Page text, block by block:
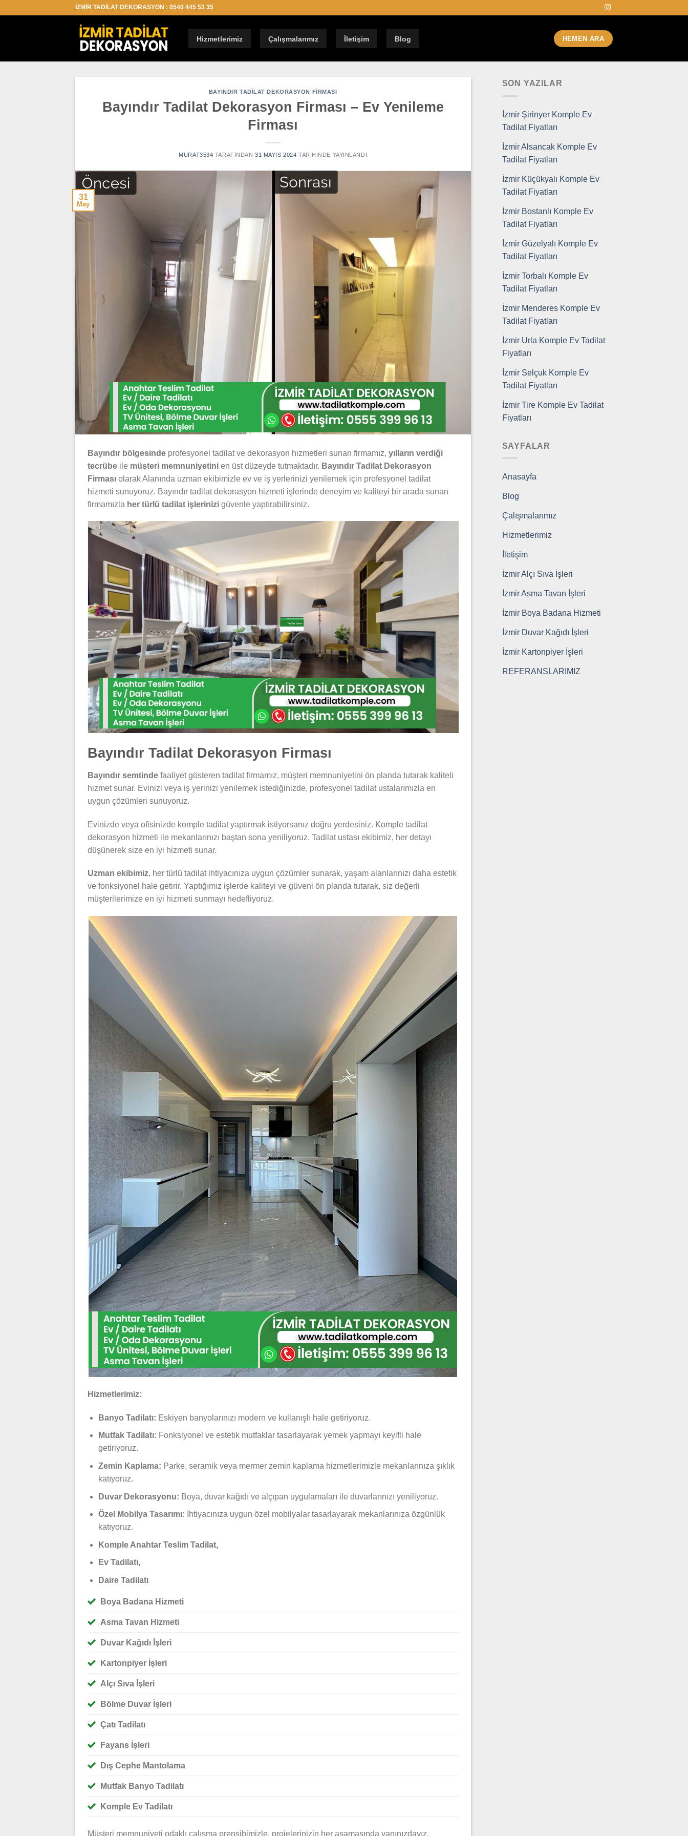
İZMİR TADİLAT DEKORASYON : 0540 445 53 35
Hizmetlerimiz Çalışmalarımız İletişim Blog HEMEN ARA
BAYINDIR TADILAT DEKORASYON FIRMASI
Bayındır Tadilat Dekorasyon Firması – Ev Yenileme
Firması
MURAT3534 TARAFINDAN 31 MAYIS 2024 TARIHINDE YAYINLANDI
31
May
Bayındır bölgesinde profesyonel tadilat ve dekorasyon hizmetleri sunan firmamız, yılların verdiği
tecrübe ile müşteri memnuniyetini en üst düzeyde tutmaktadır. Bayındır Tadilat Dekorasyon
Firması olarak Alanında uzman ekibimizle ev ve iş yerlerinizi yenilemek için profesyonel tadilat
hizmeti sunuyoruz. Bayındır tadilat dekorasyon hizmeti işlerinde deneyim ve kaliteyi bir arada sunan
firmamızla her türlü tadilat işlerinizi güvenle yaptırabilirsiniz.
Bayındır Tadilat Dekorasyon Firması
Bayındır semtinde faaliyet gösteren tadilat firmamız, müşteri memnuniyetini ön planda tutarak kaliteli
hizmet sunar. Evinizi veya iş yerinizi yenilemek istediğinizde, profesyonel tadilat ustalarımızla en
uygun çözümleri sunuyoruz.
Evinizde veya ofisinizde komple tadilat yaptırmak istiyorsanız doğru yerdesiniz. Komple tadilat
dekorasyon hizmeti ile mekanlarınızı baştan sona yeniliyoruz. Tadilat ustası ekibimiz, her detayı
düşünerek size en iyi hizmeti sunar.
Uzman ekibimiz, her türlü tadilat ihtiyacınıza uygun çözümler sunarak, yaşam alanlarınızı daha estetik
ve fonksiyonel hale getirir. Yaptığımız işlerde kaliteyi ve güveni ön planda tutarak, siz değerli
müşterilerimize en iyi hizmeti sunmayı hedefliyoruz.
Hizmetlerimiz:
Banyo Tadilatı: Eskiyen banyolarınızı modern ve kullanışlı hale getiriyoruz.
Mutfak Tadilatı: Fonksiyonel ve estetik mutfaklar tasarlayarak yemek yapmayı keyifli hale
getiriyoruz.
Zemin Kaplama: Parke, seramik veya mermer zemin kaplama hizmetlerimizle mekanlarınıza şıklık
katıyoruz.
Duvar Dekorasyonu: Boya, duvar kağıdı ve alçıpan uygulamaları ile duvarlarınızı yeniliyoruz.
Özel Mobilya Tasarımı: İhtiyacınıza uygun özel mobilyalar tasarlayarak mekanlarınıza özgünlük
katıyoruz.
Komple Anahtar Teslim Tadilat,
Ev Tadilatı,
Daire Tadilatı
Boya Badana Hizmeti
Asma Tavan Hizmeti
Duvar Kağıdı İşleri
Kartonpiyer İşleri
Alçı Sıva İşleri
Bölme Duvar İşleri
Çatı Tadilatı
Fayans İşleri
Dış Cephe Mantolama
Mutfak Banyo Tadilatı
Komple Ev Tadilatı
Müşteri memnuniyeti odaklı çalışma prensibimizle, projelerinizin her aşamasında yanınızdayız.
SON YAZILAR
İzmir Şirinyer Komple Ev
Tadilat Fiyatları
İzmir Alsancak Komple Ev
Tadilat Fiyatları
İzmir Küçükyalı Komple Ev
Tadilat Fiyatları
İzmir Bostanlı Komple Ev
Tadilat Fiyatları
İzmir Güzelyalı Komple Ev
Tadilat Fiyatları
İzmir Torbalı Komple Ev
Tadilat Fiyatları
İzmir Menderes Komple Ev
Tadilat Fiyatları
İzmir Urla Komple Ev Tadilat
Fiyatları
İzmir Selçuk Komple Ev
Tadilat Fiyatları
İzmir Tire Komple Ev Tadilat
Fiyatları
SAYFALAR
Anasayfa
Blog
Çalışmalarımız
Hizmetlerimiz
İletişim
İzmir Alçı Sıva İşleri
İzmir Asma Tavan İşleri
İzmir Boya Badana Hizmeti
İzmir Duvar Kağıdı İşleri
İzmir Kartonpiyer İşleri
REFERANSLARIMIZ